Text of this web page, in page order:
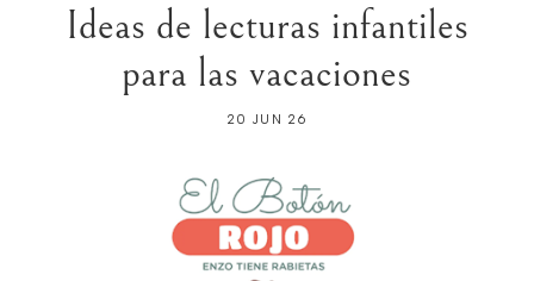
Ideas de lecturas infantiles
para las vacaciones
20 JUN 26